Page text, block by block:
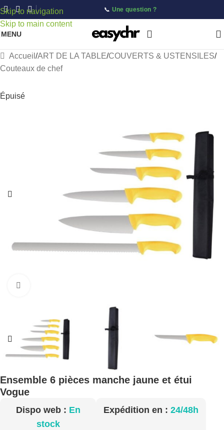
Skip to navigation
Skip to main content
📞 Une question ?
MENU
Accueil /ART DE LA TABLE/COUVERTS & USTENSILES/
Couteaux de chef
Épuisé
Ensemble 6 pièces manche jaune et étui
Vogue
Dispo web : En
stock
Expédition en : 24/48h